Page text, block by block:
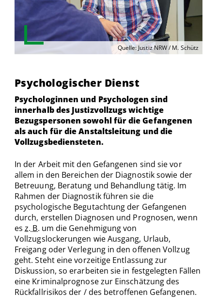
Quelle: Justiz NRW / M. Schütz
Psychologischer Dienst
Psychologinnen und Psychologen sind
innerhalb des Justizvollzugs wichtige
Bezugspersonen sowohl für die Gefangenen
als auch für die Anstaltsleitung und die
Vollzugsbediensteten.
In der Arbeit mit den Gefangenen sind sie vor
allem in den Bereichen der Diagnostik sowie der
Betreuung, Beratung und Behandlung tätig. Im
Rahmen der Diagnostik führen sie die
psychologische Begutachtung der Gefangenen
durch, erstellen Diagnosen und Prognosen, wenn
esz. B. um die Genehmigung von
Vollzugslockerungen wie Ausgang, Urlaub,
Freigang oder Verlegung in den offenen Vollzug
geht. Steht eine vorzeitige Entlassung zur
Diskussion, so erarbeiten sie in festgelegten Fällen
eine Kriminalprognose zur Einschätzung des
Rückfallrisikos der / des betroffenen Gefangenen.